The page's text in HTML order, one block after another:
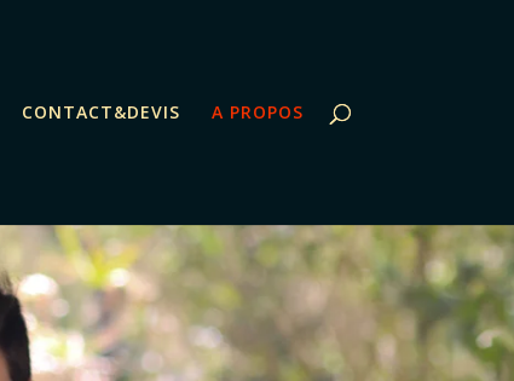
CONTACT&DEVIS A PROPOS